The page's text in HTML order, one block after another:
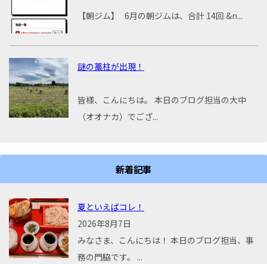
【朝ジム】 6月の朝ジムは、合計 14回 &n...
謎の藁柱が出現！
皆様、こんにちは。 本日のブログ担当の大中
（オオナカ）でござ...
新着記事
夏といえばコレ！
2026年8月7日
みなさま、こんにちは！ 本日のブログ担当、事
務の門脇です。 ...